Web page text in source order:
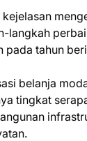
langkah
tahun
belanja
tingkat